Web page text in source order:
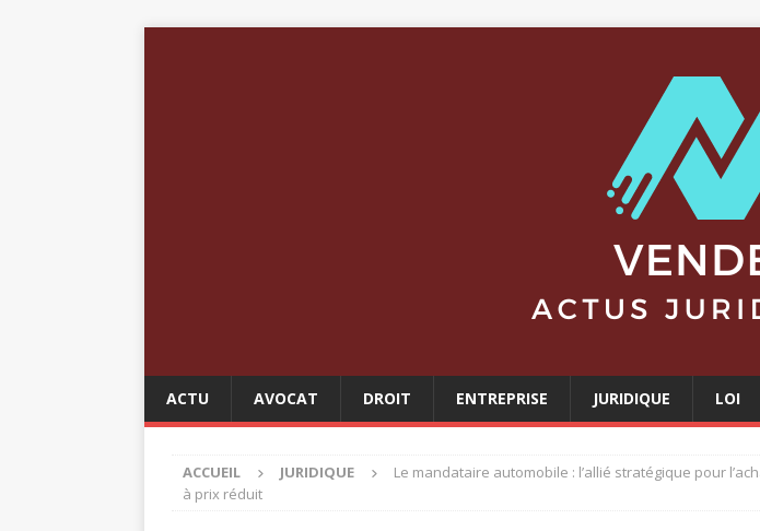
ACTU AVOCAT DROIT ENTREPRISE JURIDIQUE LOI
ACCUEIL JURIDIQUE
Le mandataire automobile : l’allié stratégique pour
à prix réduit